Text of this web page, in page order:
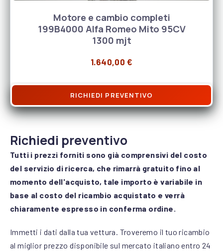
Motore e cambio completi
199B4000 Alfa Romeo Mito 95CV
1300 mjt
1.640,00 €
RICHIEDI PREVENTIVO
Richiedi preventivo
Tutti i prezzi forniti sono già comprensivi del costo
del servizio di ricerca, che rimarrà gratuito fino al
momento dell'acquisto, tale importo è variabile in
base al costo del ricambio acquistato e verrà
chiaramente espresso in conferma ordine.
Immetti i dati dalla tua vettura. Troveremo il tuo ricambio
al miglior prezzo disponibile sul mercato italiano entro 24